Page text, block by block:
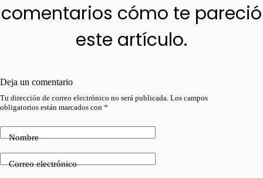
comentarios cómo te pareció
este artículo.
Deja un comentario
Tu dirección de correo electrónico no será publicada. Los campos
obligatorios están marcados con *
Nombre
Correo electrónico